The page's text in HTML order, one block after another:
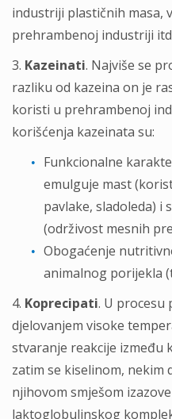
industriji plastičnih masa,
prehrambenoj industriji
3. Kazeinati. Najviše se
razliku od kazeina on je
koristi u prehrambenoj
korišćenja kazeinata su:
Funkcionalne
emulguje mast
pavlake, sladoleda) i
(održivost mesnih
Obogaćenje
animalnog porijekla
4. Koprecipati. U procesu
djelovanjem visoke
stvaranje reakcije između
zatim se kiselinom, nekim
njihovom smješom
laktoglobulinskog